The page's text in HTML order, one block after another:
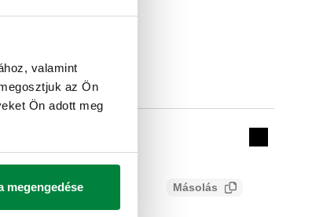
valamint
az Ön
Ön adott meg
megengedése
(Qi)
Collapse
Másolás